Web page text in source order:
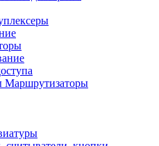
Маршрутизаторы